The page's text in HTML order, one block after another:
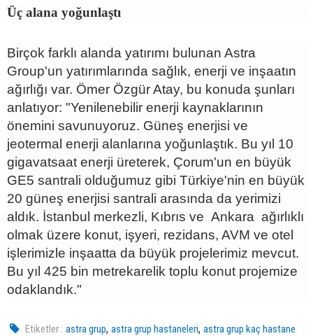
Üç alana yoğunlaştı
Birçok farklı alanda yatırımı bulunan Astra
Group'un yatırımlarında sağlık, enerji ve inşaatın
ağırlığı var. Ömer Özgür Atay, bu konuda şunları
anlatıyor: "Yenilenebilir enerji kaynaklarının
önemini savunuyoruz. Güneş enerjisi ve
jeotermal enerji alanlarına yoğunlaştık. Bu yıl 10
gigavatsaat enerji üreterek, Çorum'un en büyük
GE5 santrali olduğumuz gibi Türkiye'nin en büyük
20 güneş enerjisi santrali arasında da yerimizi
aldık. İstanbul merkezli, Kıbrıs ve Ankara ağırlıklı
olmak üzere konut, işyeri, rezidans, AVM ve otel
işlerimizle inşaatta da büyük projelerimiz mevcut.
Bu yıl 425 bin metrekarelik toplu konut projemize
odaklandık."
Etiketler : astra grup,astra grup hastaneleri,astra grup kaç hastane